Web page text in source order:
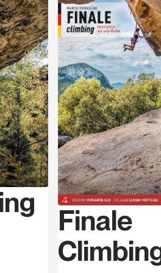
ist wirklich fantastisch. Hier
Grün verlaufen, ohne
zu treffen, hier kann man
springen und dabei entdecken,
einer Gams beobachtet wird.
traumhaft. Modernes
Routen, gut und
weil diese Gegend erst relativ
Die ersten Klettergärten
um Castelbianco, darunter
im oberen Tal stößt man auf
nahe dem OrtsteilAlto.
extremen Schwierigkeitsgrade
sein, dass man auf den ein
trifft, der sein Können
auf die Probe stellt.
Italienisch
Finale